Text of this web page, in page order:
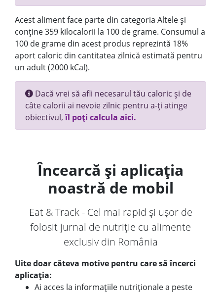
Acest aliment face parte din categoria Altele și
conține 359 kilocalorii la 100 de grame. Consumul a
100 de grame din acest produs reprezintă 18%
aport caloric din cantitatea zilnică estimată pentru
un adult (2000 kCal).
Dacă vrei să afli necesarul tău caloric și de
câte calorii ai nevoie zilnic pentru a-ți atinge
obiectivul,îl poți calcula aici.
Încearcă și aplicația
noastră de mobil
Eat & Track - Cel mai rapid și ușor de
folosit jurnal de nutriție cu alimente
exclusiv din România
Uite doar câteva motive pentru care să încerci
aplicația:
Ai acces la informațiile nutriționale a peste